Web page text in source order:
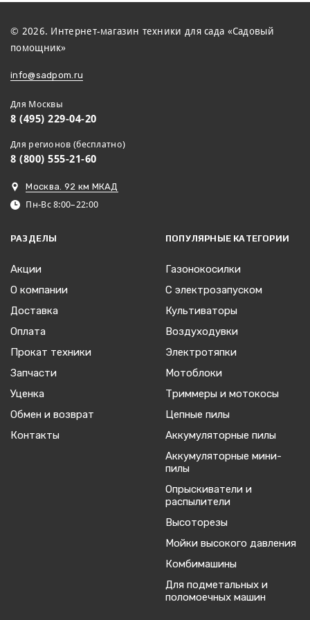
© 2026. Интернет-магазин техники для сада «Садовый
помощник»
info@sadpom.ru
Для Москвы
8 (495) 229-04-20
Для регионов (бесплатно)
8 (800) 555-21-60
Москва. 92 км МКАД
Пн-Вс 8:00–22:00
РАЗДЕЛЫ
Акции
О компании
Доставка
Оплата
Прокат техники
Запчасти
Уценка
Обмен и возврат
Контакты
ПОПУЛЯРНЫЕ КАТЕГОРИИ
Газонокосилки
С электрозапуском
Культиваторы
Воздуходувки
Электротяпки
Мотоблоки
Триммеры и мотокосы
Цепные пилы
Аккумуляторные пилы
Аккумуляторные мини-
пилы
Опрыскиватели и
распылители
Высоторезы
Мойки высокого давления
Комбимашины
Для подметальных и
поломоечных машин